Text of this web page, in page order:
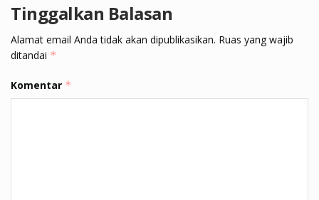
Tinggalkan Balasan
Alamat email Anda tidak akan dipublikasikan. Ruas yang wajib
ditandai *
Komentar *